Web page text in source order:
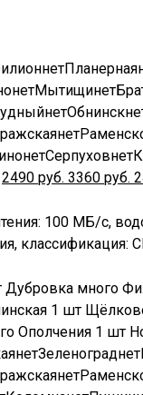
нетПланерная
нетМытищинет
нетОбнинск
нет
нетСерпуховнет
2490 руб. 3360 руб.
100 МБ/с,
классификация:
Дубровка много
1 шт
Ополчения 1 шт
нетЗеленограднет
нет